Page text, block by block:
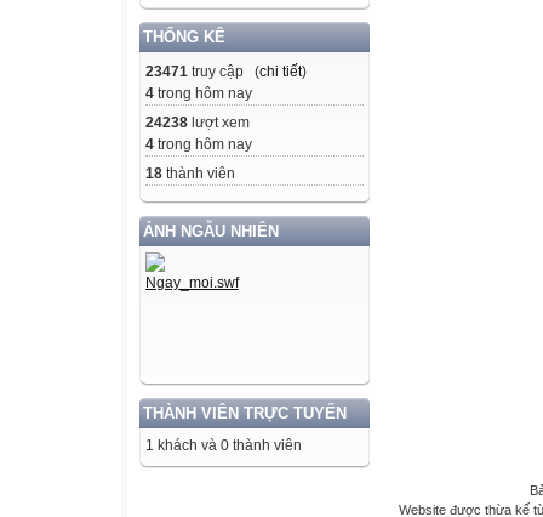
THỐNG KÊ
23471 truy cập (chi tiết)
4 trong hôm nay
24238 lượt xem
4 trong hôm nay
18 thành viên
ẢNH NGẪU NHIÊN
THÀNH VIÊN TRỰC TUYẾN
1 khách và 0 thành viên
Website được thừa kế